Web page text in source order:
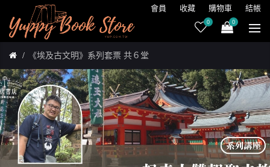
會員 收藏 購物車 結帳
0 0
《埃及古文明》系列套票 共６堂